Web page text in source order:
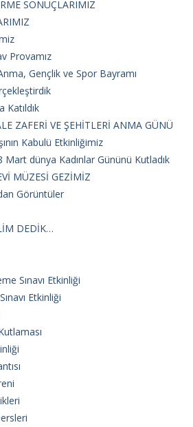
SONUÇLARIMIZ
Provamız
Gençlik ve Spor Bayramı
Katıldık
ZAFERİ VE ŞEHİTLERİ ANMA GÜNÜ
Kabulü Etkinliğimiz
dünya Kadınlar Gününü Kutladık
MÜZESİ GEZİMİZ
Görüntüler
DEDİK…
Sınavı Etkinliği
Etkinliği